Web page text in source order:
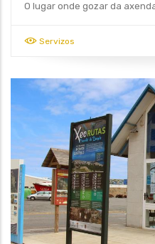
O lugar onde gozar da
Servizos